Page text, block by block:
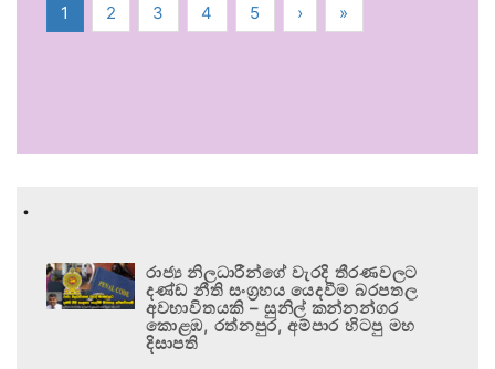
1 2 3 4 5 › »
.
රාජ්‍ය නිලධාරීන්ගේ වැරදි තීරණවලට
දණ්ඩ නීති සංග්‍රහය යෙදවීම බරපතල
අවභාවිතයකි – සුනිල් කන්නන්ගර
කොළඹ, රත්නපුර, අම්පාර හිටපු මහ
දිසාපති